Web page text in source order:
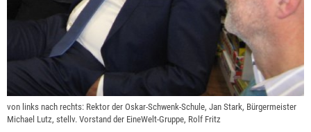
von links nach rechts: Rektor der Oskar-Schwenk-Schule, Jan Stark, Bürgermeister
Michael Lutz, stellv. Vorstand der EineWelt-Gruppe, Rolf Fritz